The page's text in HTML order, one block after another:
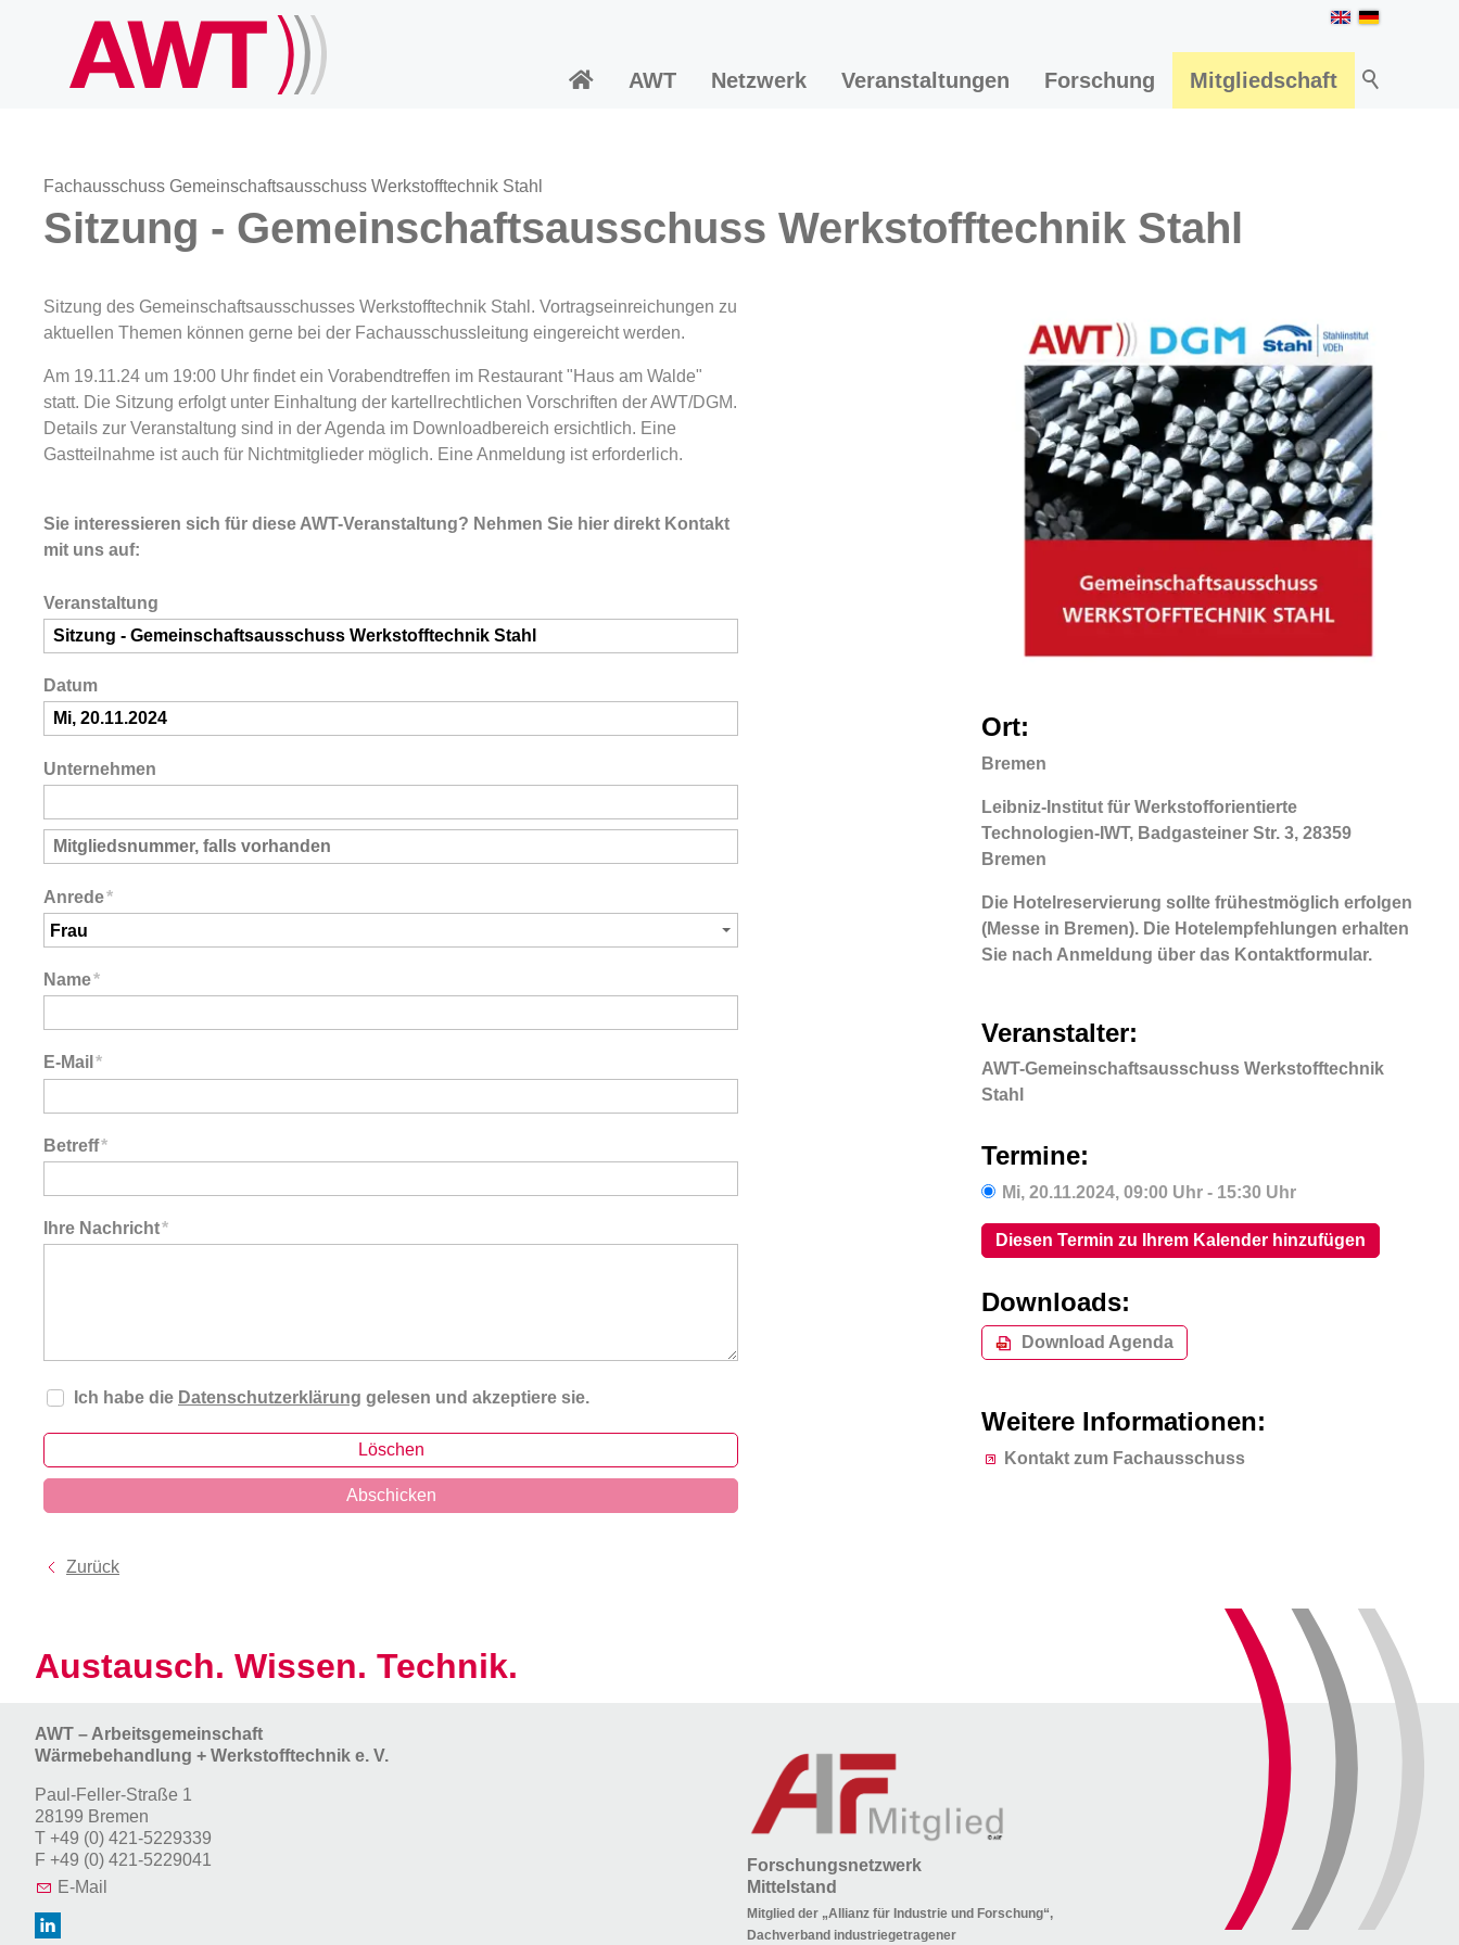
AWT Netzwerk Veranstaltungen Forschung Mitgliedschaft
Fachausschuss Gemeinschaftsausschuss Werkstofftechnik Stahl
Sitzung - Gemeinschaftsausschuss Werkstofftechnik Stahl
Sitzung des Gemeinschaftsausschusses Werkstofftechnik Stahl. Vortragseinreichungen zu
aktuellen Themen können gerne bei der Fachausschussleitung eingereicht werden.
Am 19.11.24 um 19:00 Uhr findet ein Vorabendtreffen im Restaurant "Haus am Walde"
statt. Die Sitzung erfolgt unter Einhaltung der kartellrechtlichen Vorschriften der AWT/DGM.
Details zur Veranstaltung sind in der Agenda im Downloadbereich ersichtlich. Eine
Gastteilnahme ist auch für Nichtmitglieder möglich. Eine Anmeldung ist erforderlich.
Sie interessieren sich für diese AWT-Veranstaltung? Nehmen Sie hier direkt Kontakt
mit uns auf:
Veranstaltung
Datum
Unternehmen
Anrede*
Name*
E-Mail *
Betreff*
Ihre Nachricht*
Ich habe die Datenschutzerklärung gelesen und akzeptiere sie.
Löschen
Abschicken
Ort:
Bremen
Leibniz-Institut für Werkstofforientierte
Technologien-IWT, Badgasteiner Str. 3, 28359
Bremen
Die Hotelreservierung sollte frühestmöglich erfolgen
(Messe in Bremen). Die Hotelempfehlungen erhalten
Sie nach Anmeldung über das Kontaktformular.
Veranstalter:
AWT-Gemeinschaftsausschuss Werkstofftechnik
Stahl
Termine:
Mi,20.11.2024, 09:00 Uhr - 15:30 Uhr
Diesen Termin zu Ihrem Kalender hinzufügen
Downloads:
Download Agenda
Weitere Informationen:
Kontakt zum Fachausschuss
Zurück
Austausch. Wissen. Technik.
AWT – Arbeitsgemeinschaft
Wärmebehandlung + Werkstofftechnik e. V.
Paul-Feller-Straße 1
28199 Bremen
T +49 (0) 421-5229339
F +49 (0) 421-5229041
E-Mail
Forschungsnetzwerk
Mittelstand
Mitglied der „Allianz für Industrie und Forschung“,
Dachverband industriegetragener